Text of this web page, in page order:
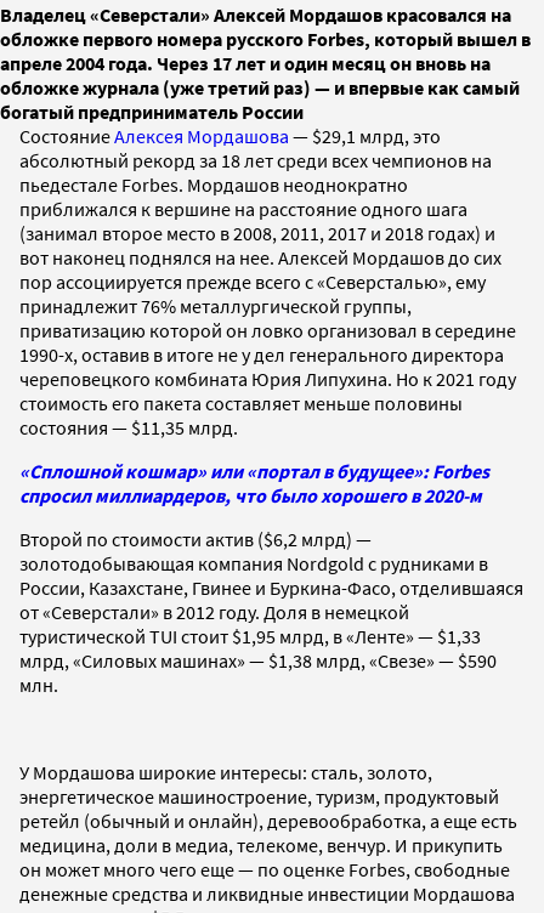
Владелец «Северстали» Алексей Мордашов красовался на
обложке первого номера русского Forbes, который вышел в
апреле 2004 года. Через 17 лет и один месяц он вновь на
обложке журнала (уже третий раз) — и впервые как самый
богатый предприниматель России
СостояниеАлексея Мордашова — $29,1 млрд, это
абсолютный рекорд за 18 лет среди всех чемпионов на
пьедестале Forbes. Мордашов неоднократно
приближался к вершине на расстояние одного шага
(занимал второе место в 2008, 2011, 2017 и 2018 годах) и
вот наконец поднялся на нее. Алексей Мордашов до сих
пор ассоциируется прежде всего с «Северсталью», ему
принадлежит 76% металлургической группы,
приватизацию которой он ловко организовал в середине
1990-х, оставив в итоге не у дел генерального директора
череповецкого комбината Юрия Липухина. Но к 2021 году
стоимость его пакета составляет меньше половины
состояния — $11,35 млрд.
«Сплошной кошмар» или «портал в будущее»: Forbes
спросил миллиардеров, что было хорошего в 2020-м
Второй по стоимости актив ($6,2 млрд) —
золотодобывающая компания Nordgold c рудниками в
России, Казахстане, Гвинее и Буркина-Фасо, отделившаяся
от «Северстали» в 2012 году. Доля в немецкой
туристической TUI стоит $1,95 млрд, в «Ленте» — $1,33
млрд, «Силовых машинах» — $1,38 млрд, «Свезе» — $590
млн.
У Мордашова широкие интересы: сталь, золото,
энергетическое машиностроение, туризм, продуктовый
ретейл (обычный и онлайн), деревообработка, а еще есть
медицина, доли в медиа, телекоме, венчур. И прикупить
он может много чего еще — по оценке Forbes, свободные
денежные средства и ликвидные инвестиции Мордашова